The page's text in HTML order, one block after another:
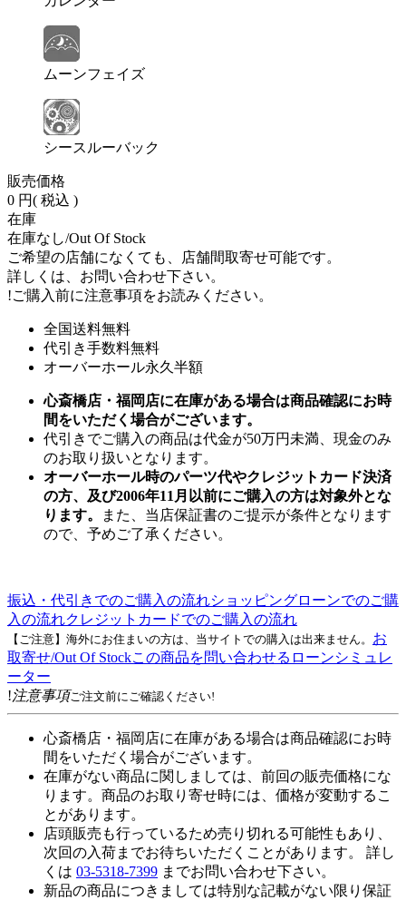
ムーンフェイズ
シースルーバック
販売価格
0 円( 税込 )
在庫
在庫なし/Out Of Stock
ご希望の店舗になくても、店舗間取寄せ可能です。
詳しくは、お問い合わせ下さい。
!ご購入前に注意事項をお読みください。
全国送料無料
代引き手数料無料
オーバーホール永久半額
心斎橋店・福岡店に在庫がある場合は商品確認にお時
間をいただく場合がございます。
代引きでご購入の商品は代金が50万円未満、現金のみ
のお取り扱いとなります。
オーバーホール時のパーツ代やクレジットカード決済
の方、及び2006年11月以前にご購入の方は対象外とな
ります。
また、当店保証書のご提示が条件となります
ので、予めご了承ください。
振込・代引きでのご購入の流れショッピングローンでのご購
入の流れクレジットカードでのご購入の流れ
【ご注意】海外にお住まいの方は、当サイトでの購入は出来ません。 お
取寄せ/Out Of Stockこの商品を問い合わせる ローンシミュレ
ーター
!注意事項ご注文前にご確認ください!
心斎橋店・福岡店に在庫がある場合は商品確認にお時
間をいただく場合がございます。
在庫がない商品に関しましては、前回の販売価格にな
ります。商品のお取り寄せ時には、価格が変動するこ
とがあります。
店頭販売も行っているため売り切れる可能性もあり、
次回の入荷までお待ちいただくことがあります。 詳し
くは 03-5318-7399 までお問い合わせ下さい。
新品の商品につきましては特別な記載がない限り保証